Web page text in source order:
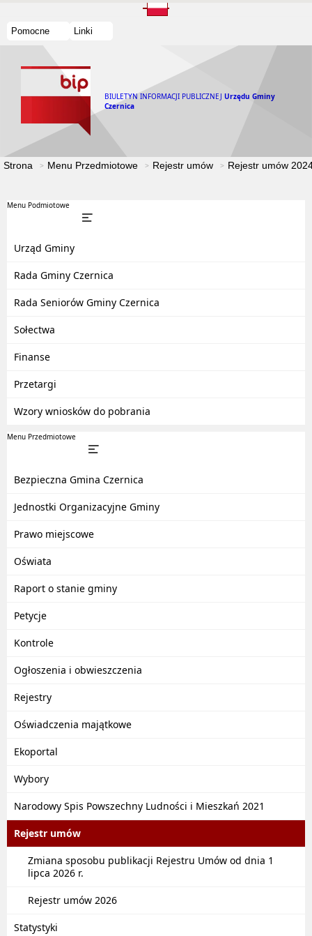
Pomocne Linki
BIULETYN INFORMACJI PUBLICZNEJ Urzędu Gminy
Czernica
Strona Menu Przedmiotowe Rejestr umów Rejestr umów
Menu Podmiotowe
Urząd Gminy
Rada Gminy Czernica
Rada Seniorów Gminy Czernica
Sołectwa
Finanse
Przetargi
Wzory wniosków do pobrania
Menu Przedmiotowe
Bezpieczna Gmina Czernica
Jednostki Organizacyjne Gminy
Prawo miejscowe
Oświata
Raport o stanie gminy
Petycje
Kontrole
Ogłoszenia i obwieszczenia
Rejestry
Oświadczenia majątkowe
Ekoportal
Wybory
Narodowy Spis Powszechny Ludności i Mieszkań 2021
Rejestr umów
Zmiana sposobu publikacji Rejestru Umów od dnia 1
lipca 2026 r.
Rejestr umów 2026
Statystyki